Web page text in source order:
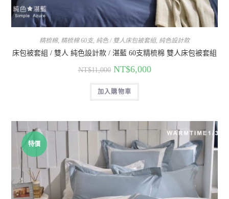
精梳棉, 精梳棉 60支, 純色 / 雙人床包被套組, 純色設計款
床包被套組 / 雙人 純色設計款 / 湛藍 60支精梳棉 雙人床包被套組
NT$11,000 NT$6,000
加入購物車
特價